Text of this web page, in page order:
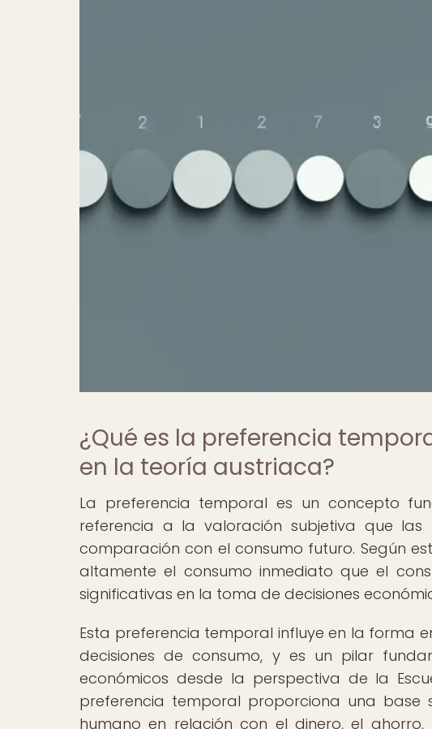
¿Qué es la preferencia
en la teoría austriaca?
La preferencia temporal es un concepto
referencia a la valoración subjetiva que
comparación con el consumo futuro. Según
altamente el consumo inmediato que el
significativas en la toma de decisiones
Esta preferencia temporal influye en la forma
decisiones de consumo, y es un pilar
económicos desde la perspectiva de la
preferencia temporal proporciona una
humano en relación con el dinero, el